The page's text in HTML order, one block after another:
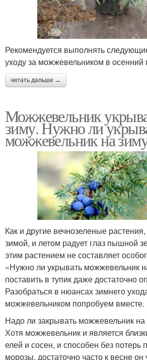
Рекомендуется выполнять
уходу за можжевельником в
читать дальше →
Можжевельник
зиму. Нужно ли
можжевельник на
Как и другие вечнозеленые
зимой, и летом радует глаз пышной
этим растением не составляет
«Нужно ли укрывать можжевельник
поставить в тупик даже достаточно
Разобраться в нюансах зимнего
можжевельником попробуем вместе.
Надо ли закрывать можжевельник на
Хотя можжевельник и является
елей и сосен, и способен без потерь
морозы, достаточно часто к весне он